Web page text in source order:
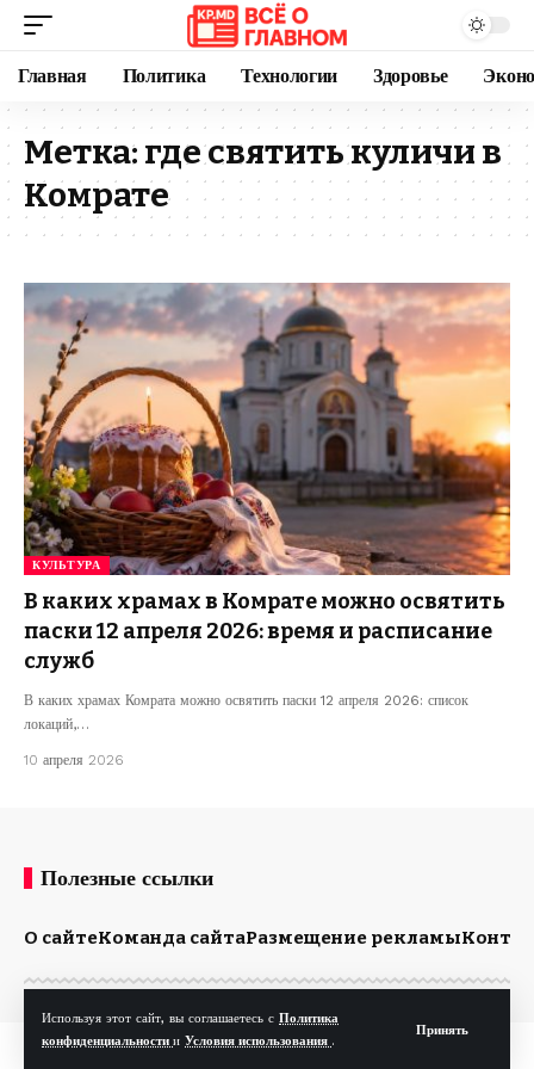
Используя этот сайт, вы соглашаетесь с Политика
конфиденциальности и Условия использования .
Принять
Главная Политика Технологии Здоровье
Метка: где святить куличи в
Комрате
КУЛЬТУРА
В каких храмах в Комрате можно освятить
паски 12 апреля 2026: время и расписание
служб
В каких храмах Комрата можно освятить паски 12 апреля 2026: список
локаций,…
10 апреля 2026
Полезные ссылки
О сайтеКоманда сайтаРазмещение рекламы
© Kp.md. Все права защищены.